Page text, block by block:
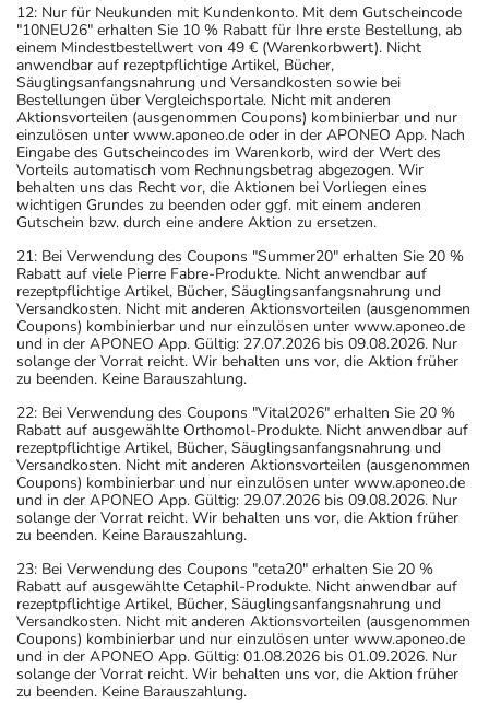
12: Nur für Neukunden mit Kundenkonto. Mit dem Gutscheincode
"10NEU26" erhalten Sie 10 % Rabatt für Ihre erste Bestellung, ab
einem Mindestbestellwert von 49 € (Warenkorbwert). Nicht
anwendbar auf rezeptpflichtige Artikel, Bücher,
Säuglingsanfangsnahrung und Versandkosten sowie bei
Bestellungen über Vergleichsportale. Nicht mit anderen
Aktionsvorteilen (ausgenommen Coupons) kombinierbar und nur
einzulösen unter www.aponeo.de oder in der APONEO App. Nach
Eingabe des Gutscheincodes im Warenkorb, wird der Wert des
Vorteils automatisch vom Rechnungsbetrag abgezogen. Wir
behalten uns das Recht vor, die Aktionen bei Vorliegen eines
wichtigen Grundes zu beenden oder ggf. mit einem anderen
Gutschein bzw. durch eine andere Aktion zu ersetzen.
21: Bei Verwendung des Coupons "Summer20" erhalten Sie 20 %
Rabatt auf viele Pierre Fabre-Produkte. Nicht anwendbar auf
rezeptpflichtige Artikel, Bücher, Säuglingsanfangsnahrung und
Versandkosten. Nicht mit anderen Aktionsvorteilen (ausgenommen
Coupons) kombinierbar und nur einzulösen unter www.aponeo.de
und in der APONEO App. Gültig: 27.07.2026 bis 09.08.2026. Nur
solange der Vorrat reicht. Wir behalten uns vor, die Aktion früher
zu beenden. Keine Barauszahlung.
22: Bei Verwendung des Coupons "Vital2026" erhalten Sie 20 %
Rabatt auf ausgewählte Orthomol-Produkte. Nicht anwendbar auf
rezeptpflichtige Artikel, Bücher, Säuglingsanfangsnahrung und
Versandkosten. Nicht mit anderen Aktionsvorteilen (ausgenommen
Coupons) kombinierbar und nur einzulösen unter www.aponeo.de
und in der APONEO App. Gültig: 29.07.2026 bis 09.08.2026. Nur
solange der Vorrat reicht. Wir behalten uns vor, die Aktion früher
zu beenden. Keine Barauszahlung.
23: Bei Verwendung des Coupons "ceta20" erhalten Sie 20 %
Rabatt auf ausgewählte Cetaphil-Produkte. Nicht anwendbar auf
rezeptpflichtige Artikel, Bücher, Säuglingsanfangsnahrung und
Versandkosten. Nicht mit anderen Aktionsvorteilen (ausgenommen
Coupons) kombinierbar und nur einzulösen unter www.aponeo.de
und in der APONEO App. Gültig: 01.08.2026 bis 01.09.2026. Nur
solange der Vorrat reicht. Wir behalten uns vor, die Aktion früher
zu beenden. Keine Barauszahlung.